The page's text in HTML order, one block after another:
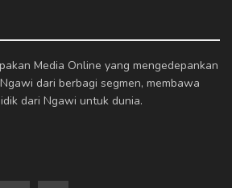
Media Online yang mengedepankan
dari berbagi segmen, membawa
dari Ngawi untuk dunia.